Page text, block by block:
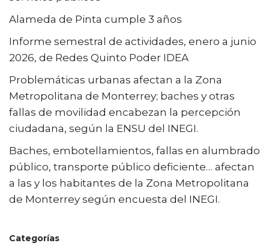
Alameda de Pinta cumple 3 años
Informe semestral de actividades, enero a junio
2026, de Redes Quinto Poder IDEA
Problemáticas urbanas afectan a la Zona
Metropolitana de Monterrey; baches y otras
fallas de movilidad encabezan la percepción
ciudadana, según la ENSU del INEGI.
Baches, embotellamientos, fallas en alumbrado
público, transporte público deficiente… afectan
a las y los habitantes de la Zona Metropolitana
de Monterrey según encuesta del INEGI.
Categorías